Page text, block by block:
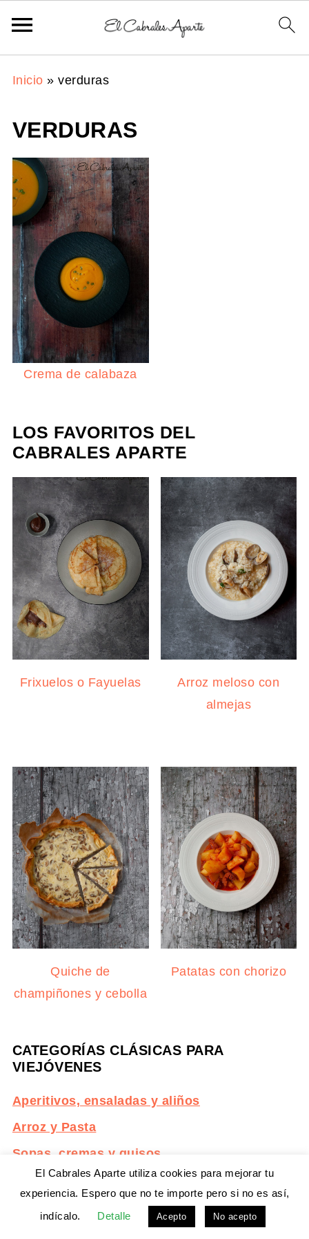
Inicio »verduras
VERDURAS
Crema de calabaza
LOS FAVORITOS DEL
CABRALES APARTE
Frixuelos o Fayuelas
Arroz meloso con
almejas
Quiche de
champiñones y cebolla
Patatas con chorizo
CATEGORÍAS CLÁSICAS PARA
VIEJÓVENES
Aperitivos, ensaladas y aliños
Arroz y Pasta
Sopas, cremas y guisos
Platos principales
Postres, dulces y masas
El Cabrales Aparte utiliza cookies para mejorar tu
experiencia. Espero que no te importe pero si no es así,
indícalo.
Detalle Acepto No acepto